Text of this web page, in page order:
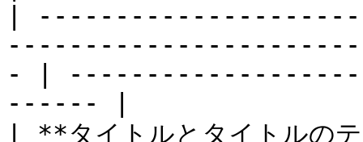
|
- |
------ |
| **タイトルとタイトル